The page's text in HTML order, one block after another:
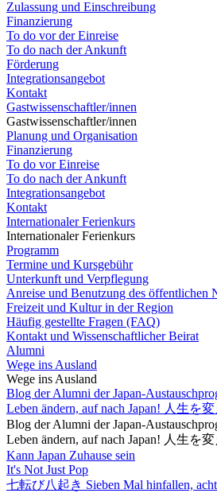
Zulassung und Einschreibung
Finanzierung
To do vor der Einreise
To do nach der Ankunft
Förderung
Integrationsangebot
Kontakt
Gastwissenschaftler/innen
Gastwissenschaftler/innen
Planung und Organisation
Finanzierung
To do vor Einreise
To do nach der Ankunft
Integrationsangebot
Kontakt
Internationaler Ferienkurs
Internationaler Ferienkurs
Programm
Termine und Kursgebühr
Unterkunft und Verpflegung
Anreise und Benutzung des öffentlichen
Freizeit und Kultur in der Region
Häufig gestellte Fragen (FAQ)
Kontakt und Wissenschaftlicher Beirat
Alumni
Wege ins Ausland
Wege ins Ausland
Blog der Alumni der Japan-
Leben ändern, auf nach Japan! 人生を
Blog der Alumni der Japan-
Leben ändern, auf nach Japan! 人生を
Kann Japan Zuhause sein
It's Not Just Pop
七転び八起き Sieben Mal hinfallen,